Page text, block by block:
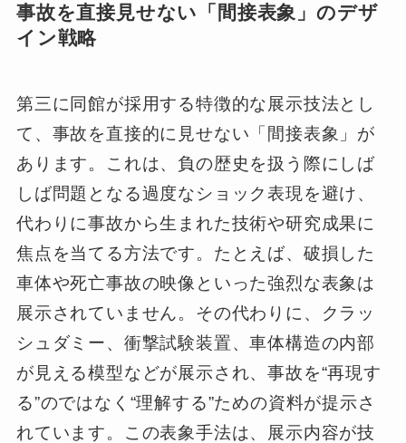
事故を直接見せない「間接表象」のデザ
イン戦略
第三に同館が採用する特徴的な展示技法とし
て、事故を直接的に見せない「間接表象」が
あります。これは、負の歴史を扱う際にしば
しば問題となる過度なショック表現を避け、
代わりに事故から生まれた技術や研究成果に
焦点を当てる方法です。たとえば、破損した
車体や死亡事故の映像といった強烈な表象は
展示されていません。その代わりに、クラッ
シュダミー、衝撃試験装置、車体構造の内部
が見える模型などが展示され、事故を“再現す
る”のではなく“理解する”ための資料が提示さ
れています。この表象手法は、展示内容が技